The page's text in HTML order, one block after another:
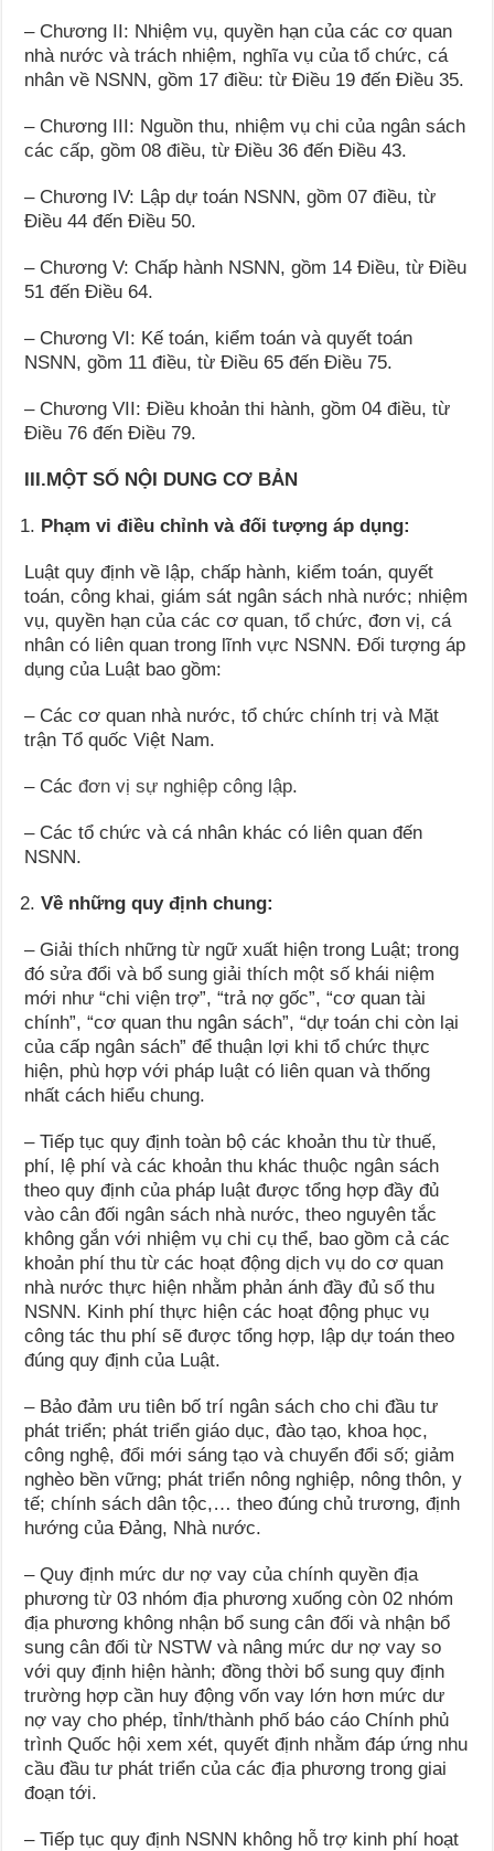
– Chương II: Nhiệm vụ, quyền hạn của các cơ quan
nhà nước và trách nhiệm, nghĩa vụ của tổ chức, cá
nhân về NSNN, gồm 17 điều: từ Điều 19 đến Điều 35.
– Chương III: Nguồn thu, nhiệm vụ chi của ngân sách
các cấp, gồm 08 điều, từ Điều 36 đến Điều 43.
– Chương IV: Lập dự toán NSNN, gồm 07 điều, từ
Điều 44 đến Điều 50.
– Chương V: Chấp hành NSNN, gồm 14 Điều, từ Điều
51 đến Điều 64.
– Chương VI: Kế toán, kiểm toán và quyết toán
NSNN, gồm 11 điều, từ Điều 65 đến Điều 75.
– Chương VII: Điều khoản thi hành, gồm 04 điều, từ
Điều 76 đến Điều 79.
III.MỘT SỐ NỘI DUNG CƠ BẢN
Phạm vi điều chỉnh và đối tượng áp dụng:
Luật quy định về lập, chấp hành, kiểm toán, quyết
toán, công khai, giám sát ngân sách nhà nước; nhiệm
vụ, quyền hạn của các cơ quan, tổ chức, đơn vị, cá
nhân có liên quan trong lĩnh vực NSNN. Đối tượng áp
dụng của Luật bao gồm:
– Các cơ quan nhà nước, tổ chức chính trị và Mặt
trận Tổ quốc Việt Nam.
– Cácđơn vị sự nghiệp công lập.
– Các tổ chức và cá nhân khác có liên quan đến
NSNN.
Về những quy định chung:
– Giải thích những từ ngữ xuất hiện trong Luật; trong
đó sửa đổi và bổ sung giải thích một số khái niệm
mới như “chi viện trợ”, “trả nợ gốc”, “cơ quan tài
chính”, “cơ quan thu ngân sách”, “dự toán chi còn lại
của cấp ngân sách” để thuận lợi khi tổ chức thực
hiện, phù hợp với pháp luật có liên quan và thống
nhất cách hiểu chung.
– Tiếp tục quy định toàn bộ các khoản thu từ thuế,
phí, lệ phí và các khoản thu khác thuộc ngân sách
theo quy định của pháp luật được tổng hợp đầy đủ
vào cân đối ngân sách nhà nước, theo nguyên tắc
không gắn với nhiệm vụ chi cụ thể, bao gồm cả các
khoản phí thu từ các hoạt động dịch vụ do cơ quan
nhà nước thực hiện nhằm phản ánh đầy đủ số thu
NSNN. Kinh phí thực hiện các hoạt động phục vụ
công tác thu phí sẽ được tổng hợp, lập dự toán theo
đúng quy định của Luật.
– Bảo đảm ưu tiên bố trí ngân sách cho chi đầu tư
phát triển; phát triển giáo dục, đào tạo, khoa học,
công nghệ, đổi mới sáng tạo và chuyển đổi số; giảm
nghèo bền vững; phát triển nông nghiệp, nông thôn, y
tế; chính sách dân tộc,… theo đúng chủ trương, định
hướng của Đảng, Nhà nước.
– Quy định mức dư nợ vay của chính quyền địa
phương từ 03 nhóm địa phương xuống còn 02 nhóm
địa phương không nhận bổ sung cân đối và nhận bổ
sung cân đối từ NSTW và nâng mức dư nợ vay so
với quy định hiện hành; đồng thời bổ sung quy định
trường hợp cần huy động vốn vay lớn hơn mức dư
nợ vay cho phép, tỉnh/thành phố báo cáo Chính phủ
trình Quốc hội xem xét, quyết định nhằm đáp ứng nhu
cầu đầu tư phát triển của các địa phương trong giai
đoạn tới.
– Tiếp tục quy định NSNN không hỗ trợ kinh phí hoạt